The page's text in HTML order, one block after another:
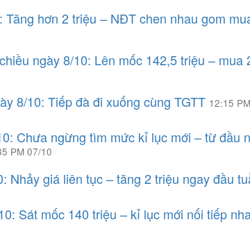
Tăng hơn 2 triệu – NĐT chen nhau gom
ngày 8/10: Lên mốc 142,5 triệu – mua
8/10: Tiếp đà đi xuống cùng TGTT 12:15
Chưa ngừng tìm mức kỉ lục mới – từ đầu
PM 07/10
Nhảy giá liên tục – tăng 2 triệu ngay đầu
Sát mốc 140 triệu – kỉ lục mới nối tiếp